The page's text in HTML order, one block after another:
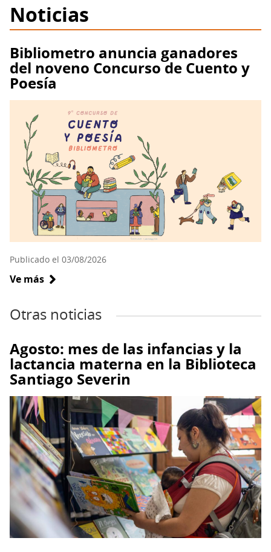
Noticias
Bibliometro anuncia ganadores
del noveno Concurso de Cuento y
Poesía
Publicado el 03/08/2026
Ve más sobre
anuncia
noveno
Concurso
de
Cuento
y
Poesía
Agosto: mes de las infancias y la
lactancia materna en la Biblioteca
Santiago Severin